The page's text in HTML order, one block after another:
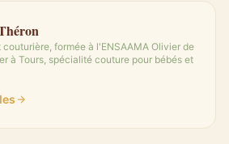
formée à l'ENSAAMA Olivier de
à Tours, spécialité couture pour bébés et